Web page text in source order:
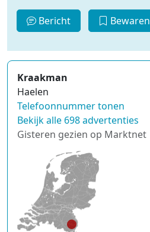
Bericht Bewaren
Kraakman
Haelen
Telefoonnummer tonen
Bekijk alle 698 advertenties
Gisteren gezien op Marktnet